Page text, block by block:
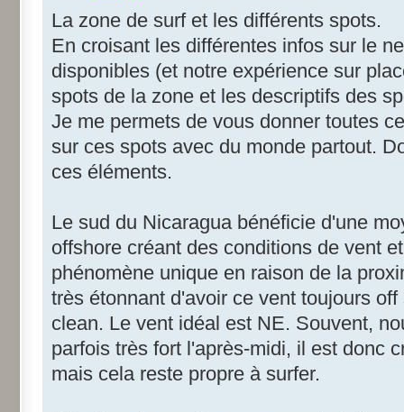
La zone de surf et les différents spots.
En croisant les différentes infos sur le
disponibles (et notre expérience sur
spots de la zone et les descriptifs des
Je me permets de vous donner toutes
sur ces spots avec du monde partout.
ces éléments.
Le sud du Nicaragua bénéficie d'une
offshore créant des conditions de vent
phénomène unique en raison de la
très étonnant d'avoir ce vent toujours
clean. Le vent idéal est NE. Souvent,
parfois très fort l'après-midi, il est donc
mais cela reste propre à surfer.